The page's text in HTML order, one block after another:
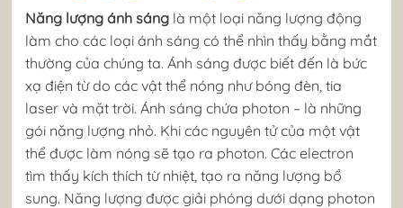
Năng lượng ánh sáng là một loại năng lượng động
làm cho các loại ánh sáng có thể nhìn thấy bằng mắt
thường của chúng ta. Ánh sáng được biết đến là bức
xạ điện từ do các vật thể nóng như bóng đèn, tia
laser và mặt trời. Ánh sáng chứa photon – là những
gói năng lượng nhỏ. Khi các nguyên tử của một vật
thể được làm nóng sẽ tạo ra photon. Các electron
tìm thấy kích thích từ nhiệt, tạo ra năng lượng bổ
sung. Năng lượng được giải phóng dưới dạng photon